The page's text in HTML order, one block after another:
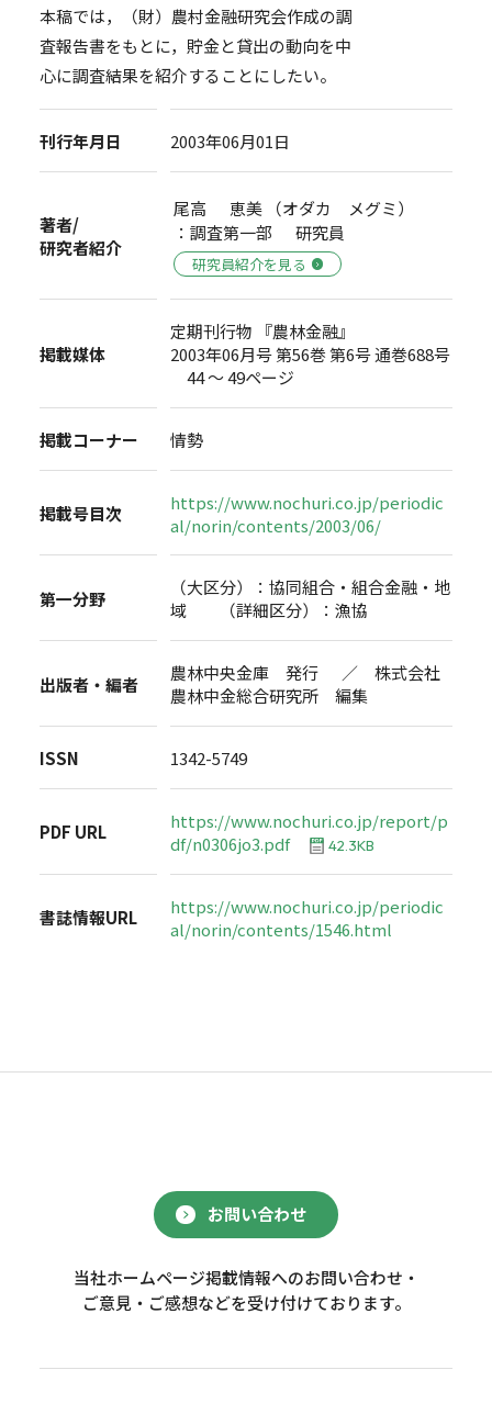
本稿では，（財）農村金融研究会作成の調
査報告書をもとに，貯金と貸出の動向を中
心に調査結果を紹介することにしたい。
刊行年月日 2003年06月01日
著者/
研究者紹介
尾高 恵美 （オダカ メグミ）
：調査第一部 研究員
研究員紹介を見る
掲載媒体
定期刊行物 『農林金融』
2003年06月号 第56巻 第6号 通巻688号
44 ～ 49ページ
掲載コーナー 情勢
掲載号目次
https://www.nochuri.co.jp/periodic
al/norin/contents/2003/06/
第一分野
（大区分）：協同組合・組合金融・地
域 （詳細区分）：漁協
出版者・編者
農林中央金庫 発行 ／ 株式会社
農林中金総合研究所 編集
ISSN 1342-5749
PDF URL
https://www.nochuri.co.jp/report/p
df/n0306jo3.pdf
42.3KB
書誌情報URL
https://www.nochuri.co.jp/periodic
al/norin/contents/1546.html
お問い合わせ
当社ホームページ掲載情報へのお問い合わせ・
ご意見・ご感想などを受け付けております。